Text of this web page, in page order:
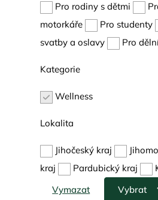
Pro rodiny s dětmi
motorkáře
Pro studenty
svatby a oslavy
Pro
Kategorie
Wellness
Lokalita
Jihočeský kraj
kraj
Pardubický kraj
Vymazat Vybrat